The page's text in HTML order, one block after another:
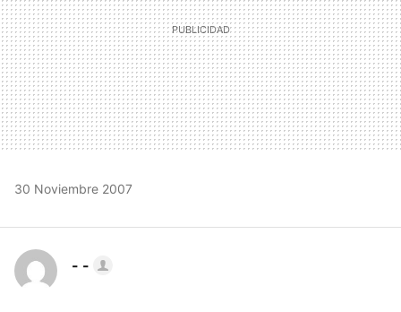
30 Noviembre 2007
- -